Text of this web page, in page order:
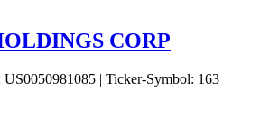
CORP
| Ticker-Symbol: 163